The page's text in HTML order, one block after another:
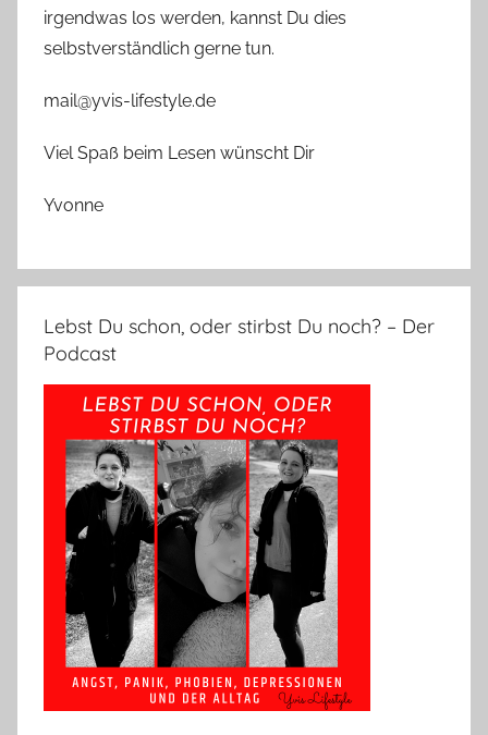
irgendwas los werden, kannst Du dies
selbstverständlich gerne tun.
mail@yvis-lifestyle.de
Viel Spaß beim Lesen wünscht Dir
Yvonne
Lebst Du schon, oder stirbst Du noch? – Der
Podcast